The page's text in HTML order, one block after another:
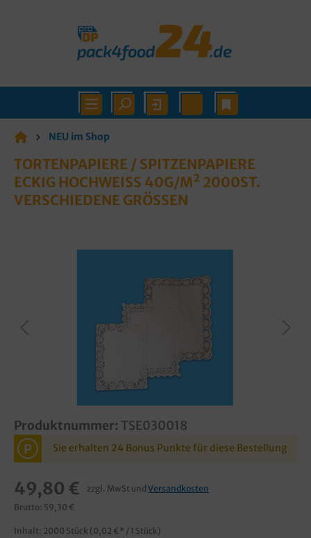
NEU im Shop
TORTENPAPIERE / SPITZENPAPIERE
ECKIG HOCHWEISS 40G/M² 2000ST. V
ERSCHIEDENE GRÖSSEN
Produktnummer: TSE030018
P Sie erhalten 24 Bonus Punkte für diese Bestellung
49,80 € zzgl. MwSt und Versandkosten
Brutto: 59,30 €
Inhalt: 2000 Stück (0,02 €* / 1 Stück)